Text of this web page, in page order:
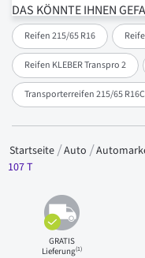
DAS KÖNNTE IHNEN
Reifen 215/65 R16
Reifen KLEBER Transpro 2
Transporterreifen 215/65 R16C
Startseite Auto
107 T
GRATIS
Lieferung(1)